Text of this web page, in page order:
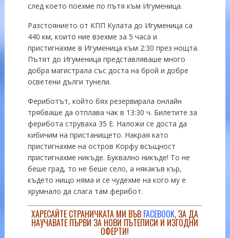
след което поехме по пътя към Игуменица.
Разстоянието от КПП Кулата до Игуменица са
440 км, които ние взехме за 5 часа и
пристигнахме в Игуменица към 2:30 през нощта.
Пътят до Игуменица представляваше много
добра магистрала със доста на брой и добре
осветени дълги тунели.
Фериботът, който бях резервирала онлайн
трябваше да отплава чак в 13:30 ч. Билетите за
ферибота струваха 35 Е. Наложи се доста да
кибичим на пристанището. Накрая като
пристигнахме на остров Корфу всъщност
пристигнахме никъде. Буквално никъде! То не
беше град, то не беше село, а някакъв кър,
където нищо няма и се чудехме на кого му е
хрумнало да слага там ферибот.
ХАРЕСАЙТЕ СТРАНИЧКАТА МИ ВЪВ FACEBOOK, ЗА ДА
НАУЧАВАТЕ ПЪРВИ ЗА НОВИ ПЪТЕПИСИ И ИЗГОДНИ
ОФЕРТИ!